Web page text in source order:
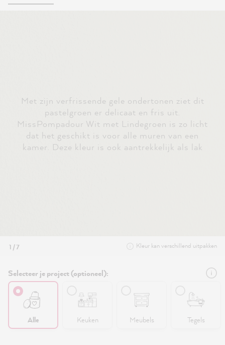
Met zijn verfrissende gele ondertonen ziet dit
pastelgroen er delicaat en fris uit.
MissPompadour Wit met Lindegroen is zo licht
dat het geschikt is voor alle muren van een
kamer. Deze kleur is ook aantrekkelijk als lak
1 / 7 Kleur kan verschillend uitpakken
Selecteer je project (optioneel):
Alle Keuken Meubels Tegels